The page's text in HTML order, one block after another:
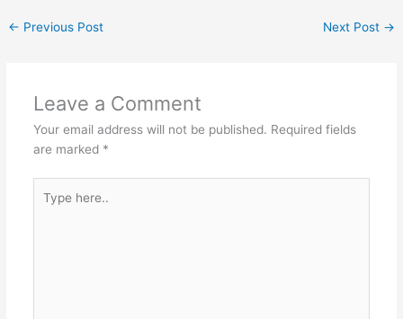
← Previous Post Next Post →
Leave a Comment
Your email address will not be published. Required fields
are marked *
here..